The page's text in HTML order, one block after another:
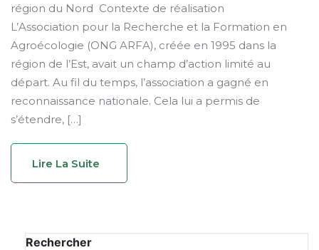
région du Nord Contexte de réalisation
L’Association pour la Recherche et la Formation en
Agroécologie (ONG ARFA), créée en 1995 dans la
région de l’Est, avait un champ d’action limité au
départ. Au fil du temps, l’association a gagné en
reconnaissance nationale. Cela lui a permis de
s’étendre, […]
Lire La Suite
Rechercher